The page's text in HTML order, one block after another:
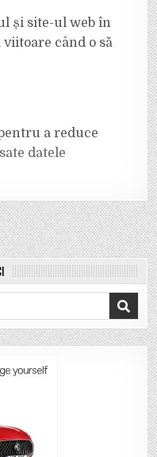
și site-ul web în
când o să
a reduce
datele